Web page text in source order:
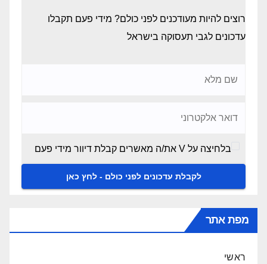
רוצים להיות מעודכנים לפני כולם? מידי פעם תקבלו
עדכונים לגבי תעסוקה בישראל
בלחיצה על V את/ה מאשרים קבלת דיוור מידי פעם
מפת אתר
ראשי